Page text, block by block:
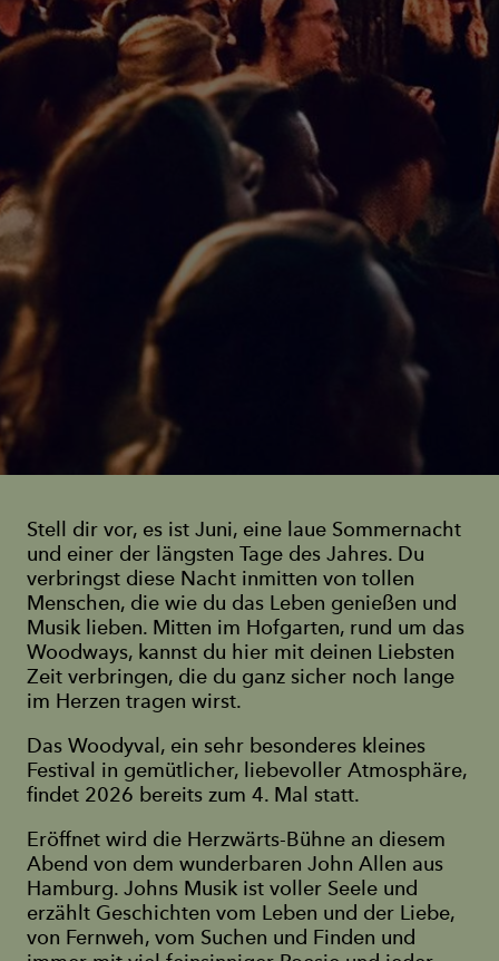
Stell dir vor, es ist Juni, eine laue Sommernacht
und einer der längsten Tage des Jahres. Du
verbringst diese Nacht inmitten von tollen
Menschen, die wie du das Leben genießen und
Musik lieben. Mitten im Hofgarten, rund um das
Woodways, kannst du hier mit deinen Liebsten
Zeit verbringen, die du ganz sicher noch lange
im Herzen tragen wirst.
Das Woodyval, ein sehr besonderes kleines
Festival in gemütlicher, liebevoller Atmosphäre,
findet 2026 bereits zum 4. Mal statt.
Eröffnet wird die Herzwärts-Bühne an diesem
Abend von dem wunderbaren John Allen aus
Hamburg. Johns Musik ist voller Seele und
erzählt Geschichten vom Leben und der Liebe,
von Fernweh, vom Suchen und Finden und